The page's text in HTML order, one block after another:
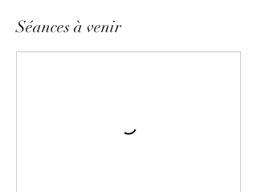
Séances à venir